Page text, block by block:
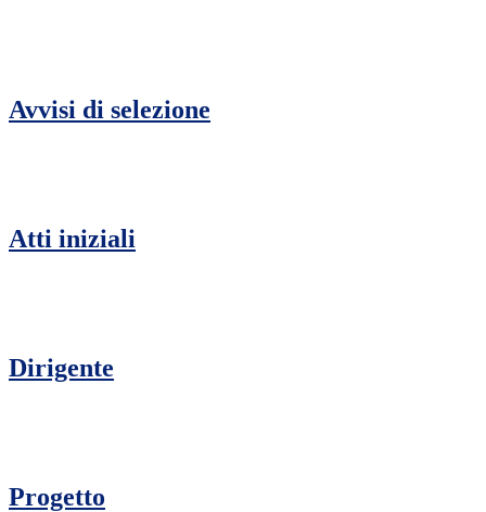
Avvisi di selezione
Atti iniziali
Dirigente
Progetto